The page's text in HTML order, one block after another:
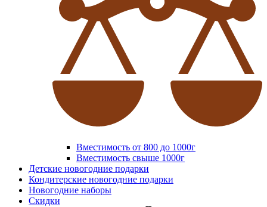
Вместимость от 800 до 1000г
Вместимость свыше 1000г
Детские новогодние подарки
Кондитерские новогодние подарки
Новогодние наборы
Скидки